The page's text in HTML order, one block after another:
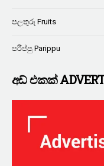
පලතුරු Fruits
පරිප්පු Parippu
අඩ් එකක්